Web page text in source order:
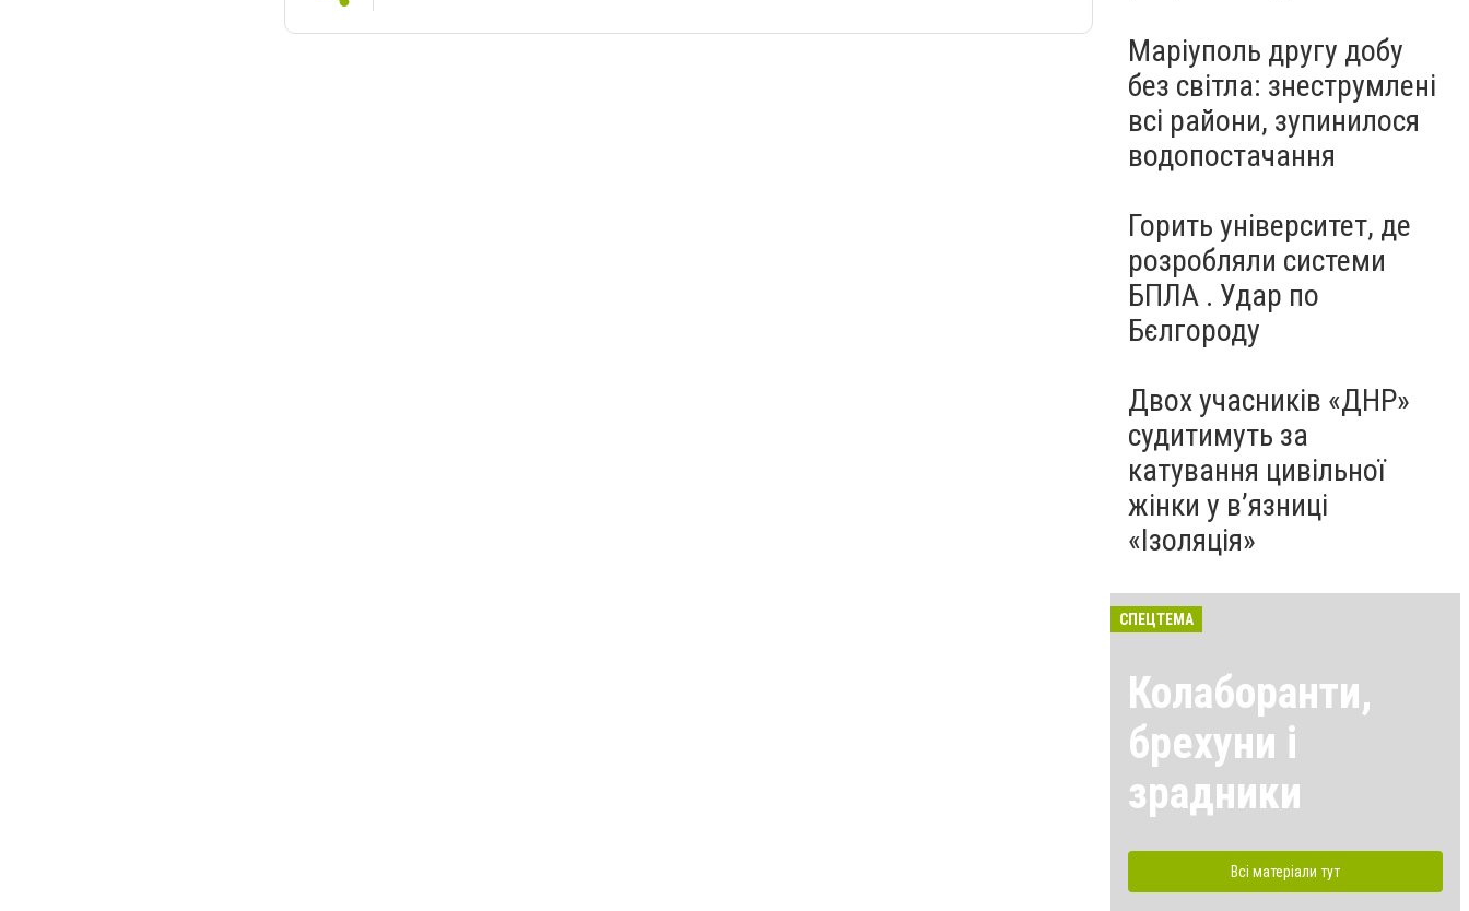
Маріуполь другу добу
без світла: знеструмлені
всі райони, зупинилося
водопостачання
Горить університет, де
розробляли системи
БПЛА . Удар по
Бєлгороду
Двох учасників «ДНР»
судитимуть за
катування цивільної
жінки у в’язниці
«Ізоляція»
СПЕЦТЕМА
Колаборанти,
брехуни і
зрадники
Всі матеріали тут